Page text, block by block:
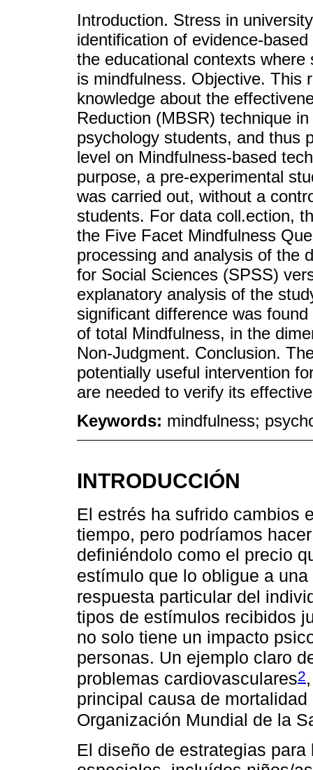
Introduction. Stress in
identification of evidence-
the educational contexts
is mindfulness. Objective. This
knowledge about the
Reduction (MBSR) technique
psychology students, and thus
level on Mindfulness-based
purpose, a pre-experimental
was carried out, without a
students. For data coll.ection,
the Five Facet Mindfulness
processing and analysis of the
for Social Sciences (SPSS)
explanatory analysis of the
significant difference was
of total Mindfulness, in the
Non-Judgment. Conclusion.
potentially useful intervention
are needed to verify its
Keywords: mindfulness;
INTRODUCCIÓN
El estrés ha sufrido cambios
tiempo, pero podríamos
definiéndolo como el precio
estímulo que lo obligue a
respuesta particular del
tipos de estímulos recibidos
no solo tiene un impacto
personas. Un ejemplo claro
problemas cardiovasculares2
principal causa de
Organización Mundial de la
El diseño de estrategias